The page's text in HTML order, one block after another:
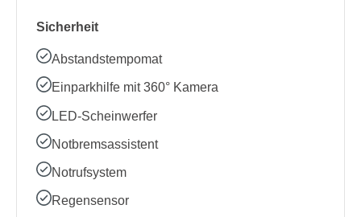
Sicherheit
Abstandstempomat
Einparkhilfe mit 360° Kamera
LED-Scheinwerfer
Notbremsassistent
Notrufsystem
Regensensor